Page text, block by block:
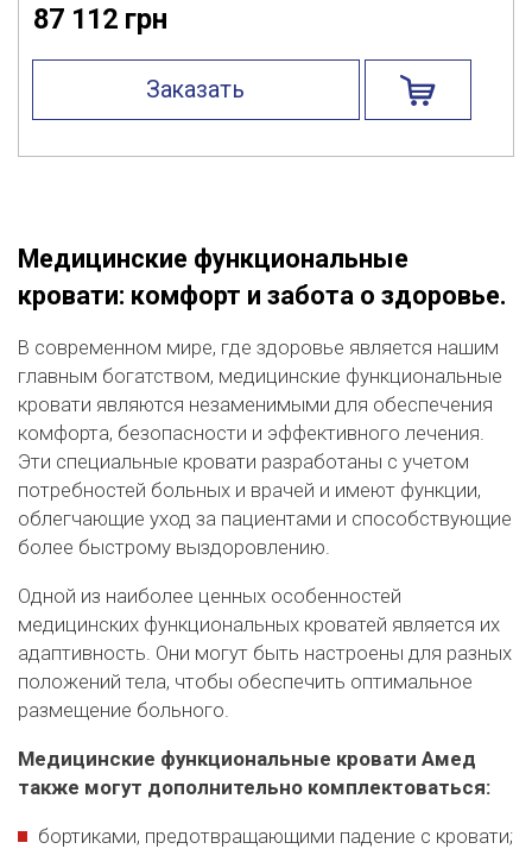
87 112 грн
Заказать
Медицинские функциональные
кровати: комфорт и забота о здоровье.
В современном мире, где здоровье является нашим
главным богатством, медицинские функциональные
кровати являются незаменимыми для обеспечения
комфорта, безопасности и эффективного лечения.
Эти специальные кровати разработаны с учетом
потребностей больных и врачей и имеют функции,
облегчающие уход за пациентами и способствующие
более быстрому выздоровлению.
Одной из наиболее ценных особенностей
медицинских функциональных кроватей является их
адаптивность. Они могут быть настроены для разных
положений тела, чтобы обеспечить оптимальное
размещение больного.
Медицинские функциональные кровати Амед
также могут дополнительно комплектоваться:
бортиками, предотвращающими падение с кровати;